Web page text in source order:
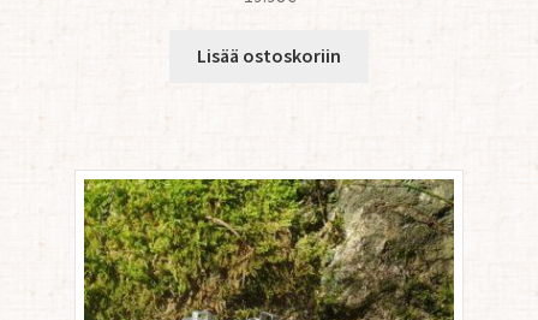
Lisää ostoskoriin